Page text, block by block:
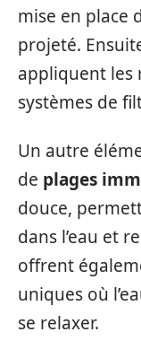
mise en place
projeté.
appliquent les
systèmes de
Un autre
de plages
douce,
dans l’eau et
offrent
uniques où
se relaxer.